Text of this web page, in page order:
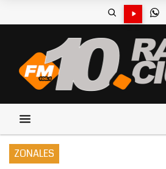
ZONALES